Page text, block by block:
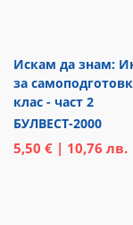
Искам да знам:
за
клас - част 2
БУЛВЕСТ-2000
5,50 € | 10,76 лв.